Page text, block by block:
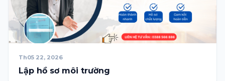
Th05 22, 2026
Lập hồ sơ môi trường